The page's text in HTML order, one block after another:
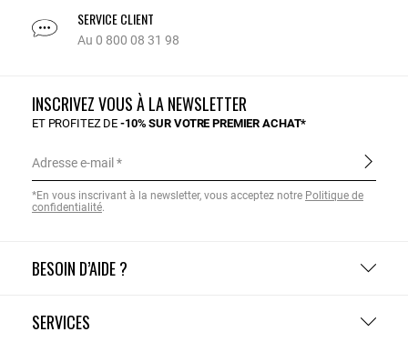
SERVICE CLIENT
Au 0 800 08 31 98
BESOIN D’AIDE ?
SERVICES
INSCRIVEZ VOUS À LA NEWSLETTER
ET PROFITEZ DE-10% SUR VOTRE PREMIER ACHAT*
Adresse e-mail
*En vous inscrivant à la newsletter, vous acceptez notre Politique de
confidentialité.